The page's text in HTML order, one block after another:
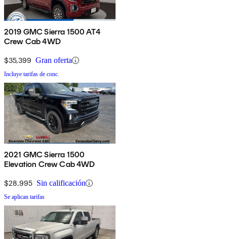
2019 GMC Sierra 1500 AT4
Crew Cab 4WD
$35,399 Gran oferta
Incluye tarifas de conc.
2021 GMC Sierra 1500
Elevation Crew Cab 4WD
$28,995 Sin calificación
Se aplican tarifas